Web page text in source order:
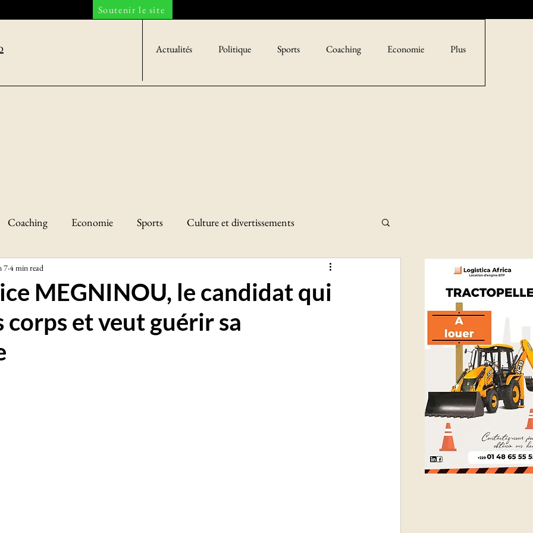
Soutenir le site
Actualités Politique Sports Coaching Economie Plus
Coaching Economie Sports Culture et divertissements
MEGNINOU, le candidat qui
corps et veut guérir sa
74 min read